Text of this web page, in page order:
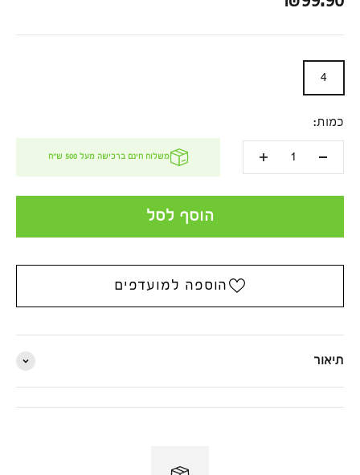
כתובת אימייל
! אל תפספסו טרנדים חמים והצעות שוות. *שימו לב,
המייל עלול להיכנס לתיבת ספאם.
4
כמות:
משלוח חינם ברכישה מעל 500 ש''ח
הוסף לסל
הוספה למועדפים
תיאור